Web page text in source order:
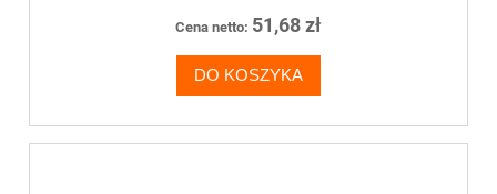
Cena netto: 51,68 zł
DO KOSZYKA